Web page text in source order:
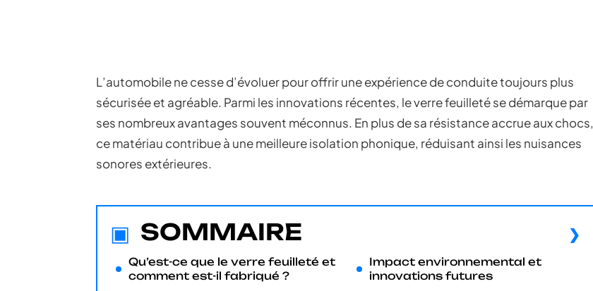
L’automobile ne cesse d’évoluer pour offrir une expérience de conduite toujours plus
sécurisée et agréable. Parmi les innovations récentes, le verre feuilleté se démarque par
ses nombreux avantages souvent méconnus. En plus de sa résistance accrue aux chocs,
ce matériau contribue à une meilleure isolation phonique, réduisant ainsi les nuisances
sonores extérieures.
SOMMAIRE
Qu’est-ce que le verre feuilleté et
comment est-il fabriqué ?
Impact environnemental et
innovations futures